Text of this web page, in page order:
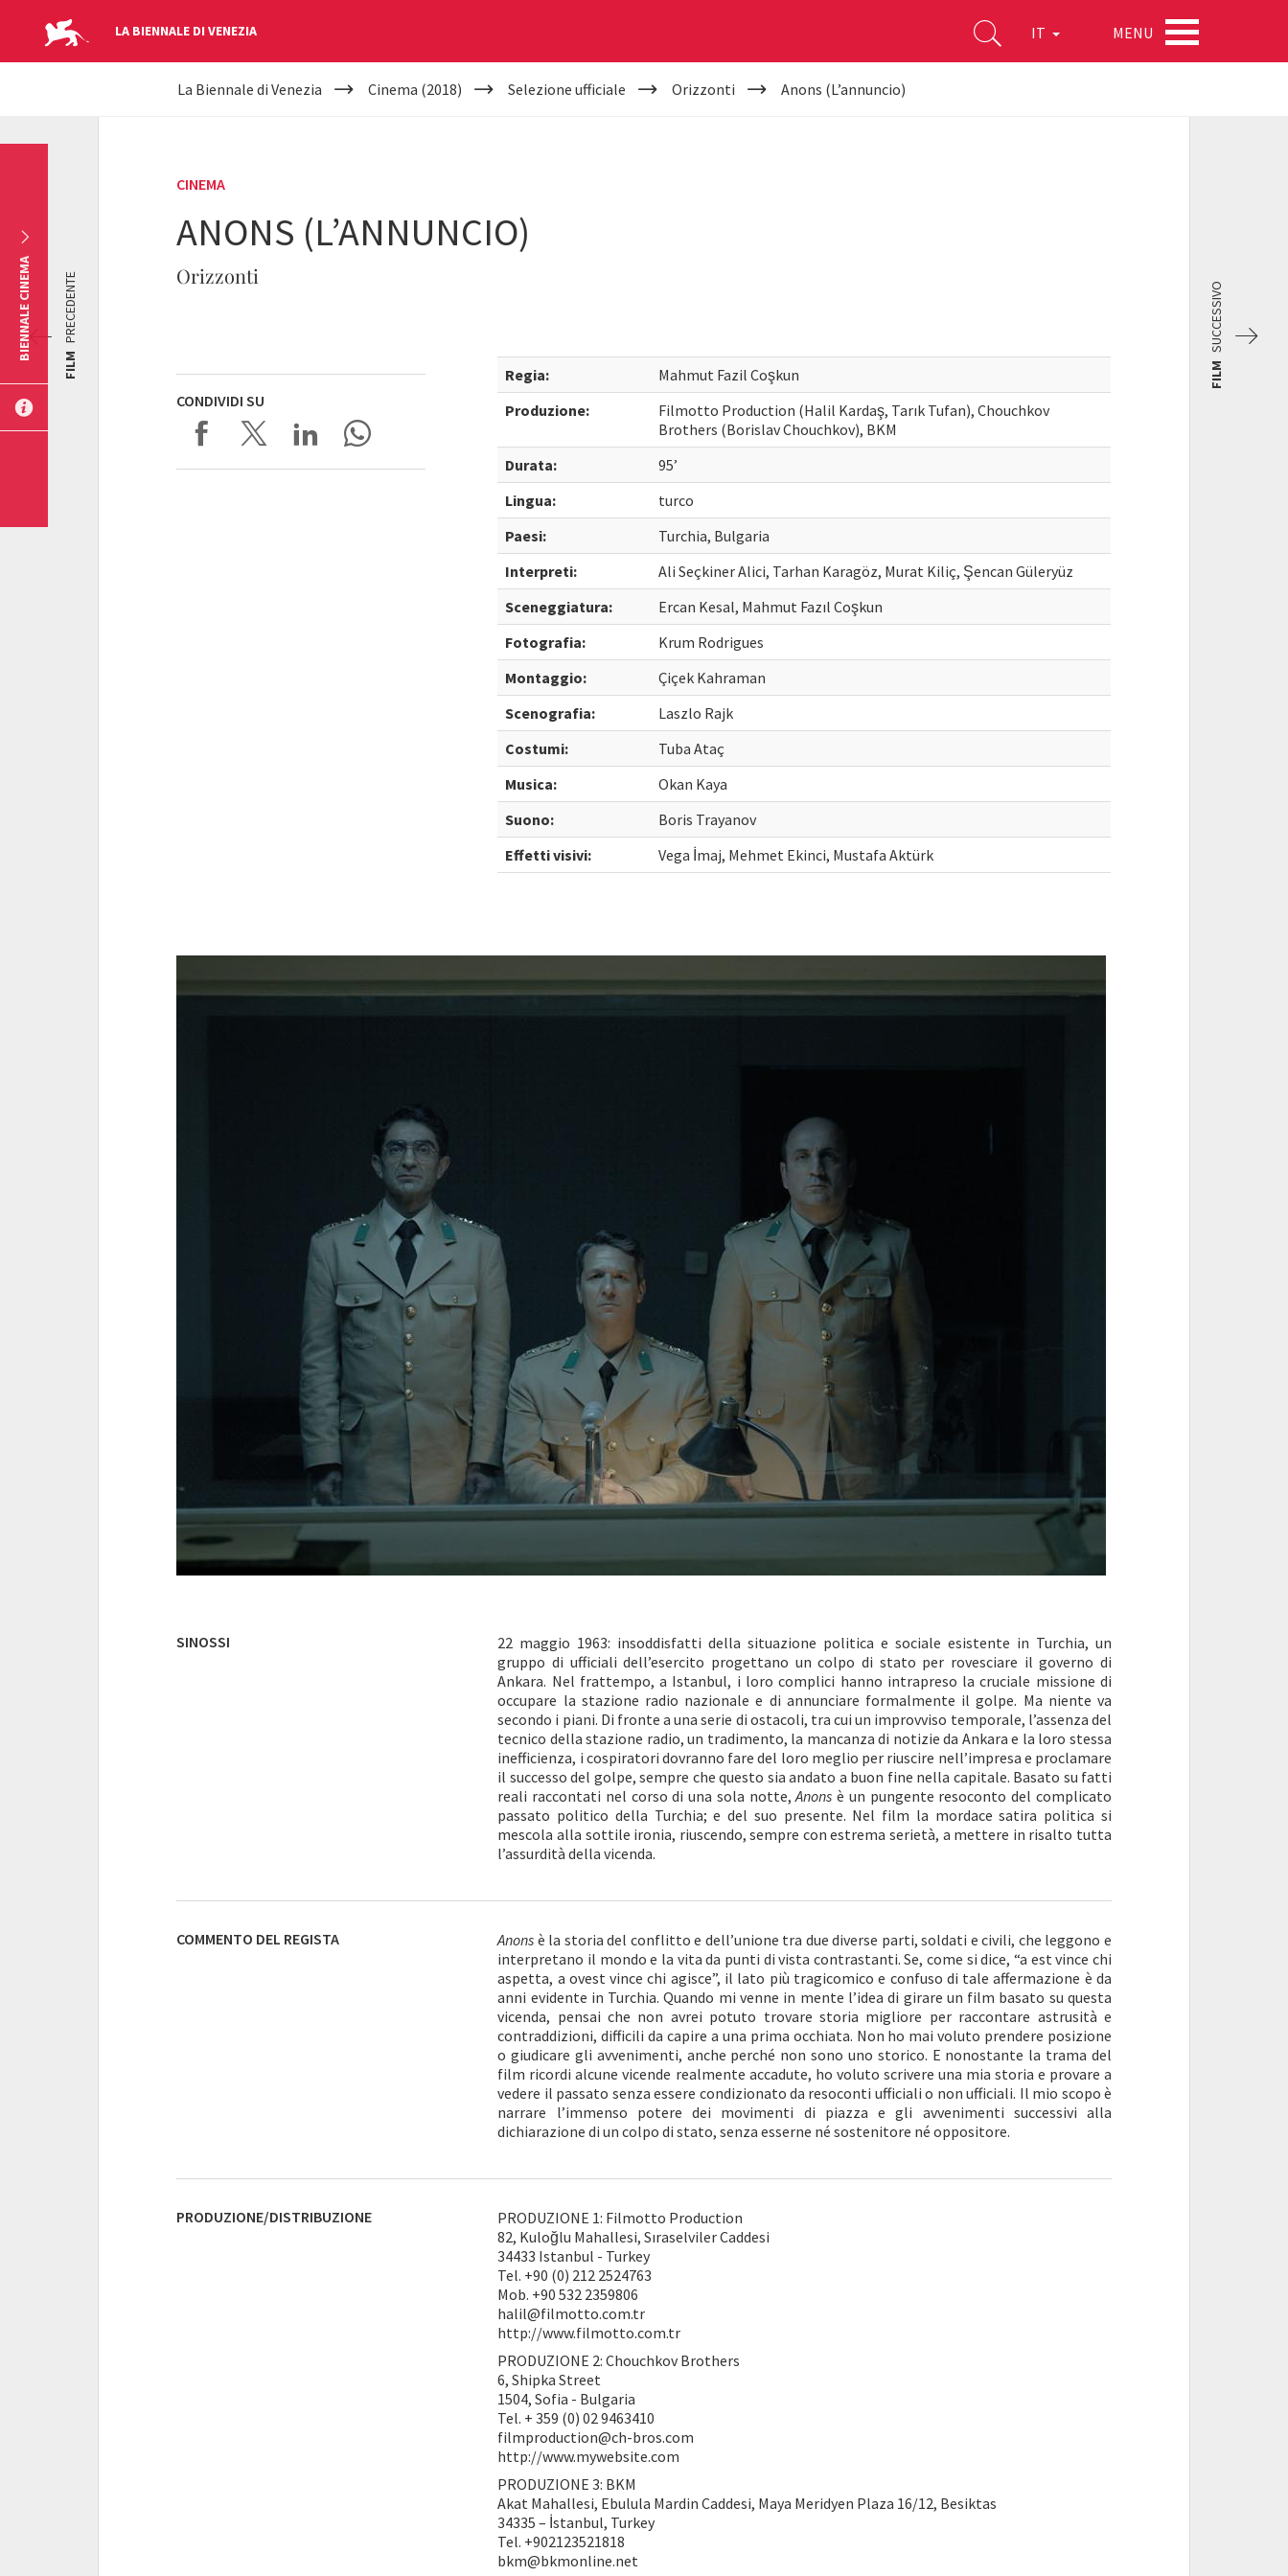
LA BIENNALE DI VENEZIA IT MENU
YOUR
La Biennale di Venezia Cinema (2018) Selezione ufficiale Orizzonti Anons (L’annuncio)
CINEMA
ANONS (L’ANNUNCIO)
Orizzonti
CONDIVIDI SU
Regia:
Mahmut Fazil Coşkun
Produzione:
Filmotto Production (Halil Kardaş, Tarık Tufan), Chouchkov
Brothers (Borislav Chouchkov), BKM
Durata:
95’
Lingua:
turco
Paesi:
Turchia, Bulgaria
Interpreti:
Ali Seçkiner Alici, Tarhan Karagöz, Murat Kiliç, Şencan Güleryüz
Sceneggiatura:
Ercan Kesal, Mahmut Fazıl Coşkun
Fotografia:
Krum Rodrigues
Montaggio:
Çiçek Kahraman
Scenografia:
Laszlo Rajk
Costumi:
Tuba Ataç
Musica:
Okan Kaya
Suono:
Boris Trayanov
Effetti visivi:
Vega İmaj, Mehmet Ekinci, Mustafa Aktürk
FILM
SUCCESSIVO
FILM
PRECEDENTE
SINOSSI
22 maggio 1963: insoddisfatti della situazione politica e sociale esistente in Turchia, un
gruppo di ufficiali dell’esercito progettano un colpo di stato per rovesciare il governo di
Ankara. Nel frattempo, a Istanbul, i loro complici hanno intrapreso la cruciale missione di
occupare la stazione radio nazionale e di annunciare formalmente il golpe. Ma niente va
secondo i piani. Di fronte a una serie di ostacoli, tra cui un improvviso temporale, l’assenza del
tecnico della stazione radio, un tradimento, la mancanza di notizie da Ankara e la loro stessa
inefficienza, i cospiratori dovranno fare del loro meglio per riuscire nell’impresa e proclamare
il successo del golpe, sempre che questo sia andato a buon fine nella capitale. Basato su fatti
reali raccontati nel corso di una sola notte,Anons è un pungente resoconto del complicato
passato politico della Turchia; e del suo presente. Nel film la mordace satira politica si
mescola alla sottile ironia, riuscendo, sempre con estrema serietà, a mettere in risalto tutta
l’assurdità della vicenda.
COMMENTO DEL REGISTA Anons è la storia del conflitto e dell’unione tra due diverse parti, soldati e civili, che leggono e
interpretano il mondo e la vita da punti di vista contrastanti. Se, come si dice, “a est vince chi
aspetta, a ovest vince chi agisce”, il lato più tragicomico e confuso di tale affermazione è da
anni evidente in Turchia. Quando mi venne in mente l’idea di girare un film basato su questa
vicenda, pensai che non avrei potuto trovare storia migliore per raccontare astrusità e
contraddizioni, difficili da capire a una prima occhiata. Non ho mai voluto prendere posizione
o giudicare gli avvenimenti, anche perché non sono uno storico. E nonostante la trama del
film ricordi alcune vicende realmente accadute, ho voluto scrivere una mia storia e provare a
vedere il passato senza essere condizionato da resoconti ufficiali o non ufficiali. Il mio scopo è
narrare l’immenso potere dei movimenti di piazza e gli avvenimenti successivi alla
dichiarazione di un colpo di stato, senza esserne né sostenitore né oppositore.
PRODUZIONE/DISTRIBUZIONE
PRODUZIONE 1: Filmotto Production
82, Kuloğlu Mahallesi, Sıraselviler Caddesi
34433 Istanbul - Turkey
Tel. +90 (0) 212 2524763
Mob. +90 532 2359806
halil@filmotto.com.tr
http://www.filmotto.com.tr
PRODUZIONE 2: Chouchkov Brothers
6, Shipka Street
1504, Sofia - Bulgaria
Tel. + 359 (0) 02 9463410
filmproduction@ch-bros.com
http://www.mywebsite.com
PRODUZIONE 3: BKM
Akat Mahallesi, Ebulula Mardin Caddesi, Maya Meridyen Plaza 16/12, Besiktas
34335 – İstanbul, Turkey
Tel. +902123521818
bkm@bkmonline.net
BIENNALE CINEMA